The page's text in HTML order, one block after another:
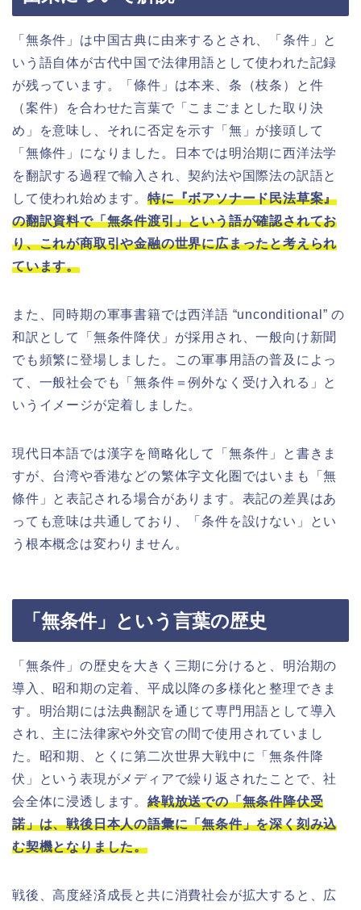
「無条件」は中国古典に由来するとされ、「条件」と
いう語自体が古代中国で法律用語として使われた記録
が残っています。「條件」は本来、条（枝条）と件
（案件）を合わせた言葉で「こまごまとした取り決
め」を意味し、それに否定を示す「無」が接頭して
「無條件」になりました。日本では明治期に西洋法学
を翻訳する過程で輸入され、契約法や国際法の訳語と
して使われ始めます。 特に『ボアソナード民法草案』
の翻訳資料で「無条件渡引」という語が確認されてお
り、これが商取引や金融の世界に広まったと考えられ
ています。
また、同時期の軍事書籍では西洋語 “unconditional” の
和訳として「無条件降伏」が採用され、一般向け新聞
でも頻繁に登場しました。この軍事用語の普及によっ
て、一般社会でも「無条件＝例外なく受け入れる」と
いうイメージが定着しました。
現代日本語では漢字を簡略化して「無条件」と書きま
すが、台湾や香港などの繁体字文化圏ではいまも「無
條件」と表記される場合があります。表記の差異はあ
っても意味は共通しており、「条件を設けない」とい
う根本概念は変わりません。
「無条件」という言葉の歴史
「無条件」の歴史を大きく三期に分けると、明治期の
導入、昭和期の定着、平成以降の多様化と整理できま
す。明治期には法典翻訳を通じて専門用語として導入
され、主に法律家や外交官の間で使用されていまし
た。昭和期、とくに第二次世界大戦中に「無条件降
伏」という表現がメディアで繰り返されたことで、社
会全体に浸透します。 終戦放送での「無条件降伏受
諾」は、戦後日本人の語彙に「無条件」を深く刻み込
む契機となりました。
戦後、高度経済成長と共に消費社会が拡大すると、広